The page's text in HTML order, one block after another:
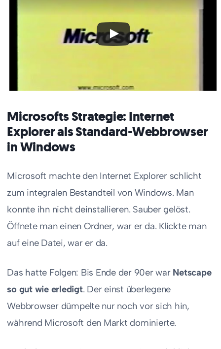
Microsofts Strategie: Internet
Explorer als Standard-Webbrowser
in Windows
Microsoft machte den Internet Explorer schlicht
zum integralen Bestandteil von Windows. Man
konnte ihn nicht deinstallieren. Sauber gelöst.
Öffnete man einen Ordner, war er da. Klickte man
auf eine Datei, war er da.
Das hatte Folgen: Bis Ende der 90er war Netscape
so gut wie erledigt. Der einst überlegene
Webbrowser dümpelte nur noch vor sich hin,
während Microsoft den Markt dominierte.